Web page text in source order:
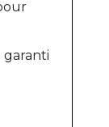
garanti